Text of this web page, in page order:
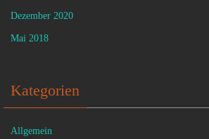
Dezember 2020
Mai 2018
Kategorien
Allgemein